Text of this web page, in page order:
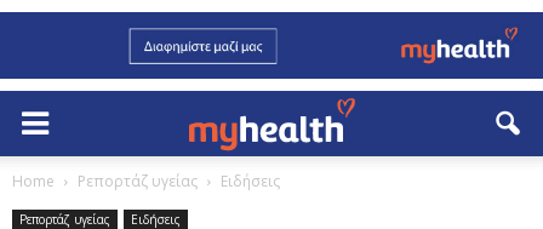
Home Ρεπορτάζ υγείας Ειδήσεις
Ρεπορτάζ υγείας Ειδήσεις